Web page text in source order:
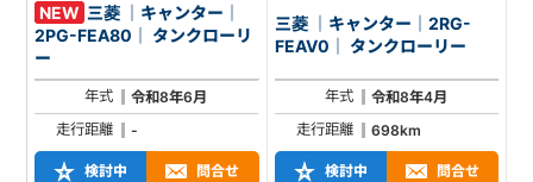
NEW 三菱 ｜キャンター｜
2PG-FEA80｜ タンクローリ
ー
年式
令和8年6月
走行距離
-
検討中 問合せ
三菱 ｜キャンター｜2RG-
FEAV0｜ タンクローリー
年式
令和8年4月
走行距離
698km
検討中 問合せ